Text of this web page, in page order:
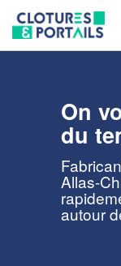
On
du
Allas-
autour